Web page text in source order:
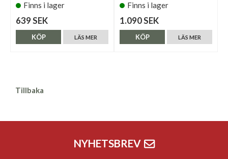
Finns i lager
639 SEK
LÄS MER
KÖP
Finns i lager
1.090 SEK
LÄS MER
KÖP
Tillbaka
NYHETSBREV